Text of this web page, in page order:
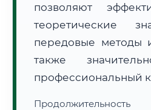
📜 Документы и аккредитация
🔍Нажмите на документ для
позволяют
теоретические
передовые методы
также
профессиональный